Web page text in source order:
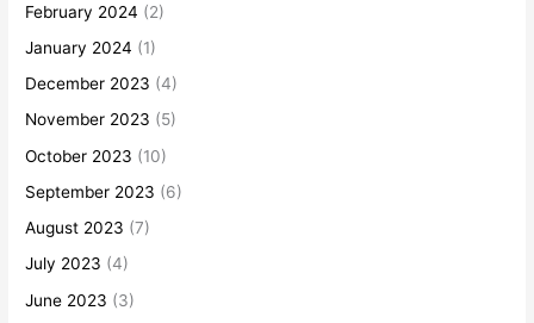
February 2024 (2)
January 2024 (1)
December 2023 (4)
November 2023 (5)
October 2023 (10)
September 2023 (6)
August 2023 (7)
July 2023 (4)
June 2023 (3)